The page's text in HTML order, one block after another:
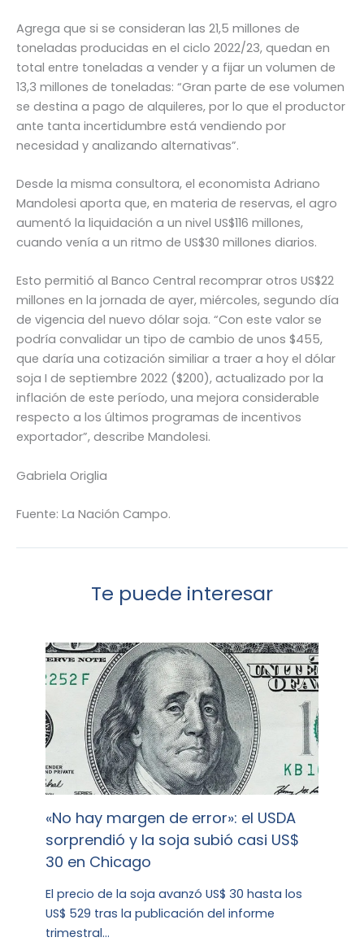
Agrega que si se consideran las 21,5 millones de
toneladas producidas en el ciclo 2022/23, quedan en
total entre toneladas a vender y a fijar un volumen de
13,3 millones de toneladas: “Gran parte de ese volumen
se destina a pago de alquileres, por lo que el productor
ante tanta incertidumbre está vendiendo por
necesidad y analizando alternativas”.
Desde la misma consultora, el economista Adriano
Mandolesi aporta que, en materia de reservas, el agro
aumentó la liquidación a un nivel US$116 millones,
cuando venía a un ritmo de US$30 millones diarios.
Esto permitió al Banco Central recomprar otros US$22
millones en la jornada de ayer, miércoles, segundo día
de vigencia del nuevo dólar soja. “Con este valor se
podría convalidar un tipo de cambio de unos $455,
que daría una cotización similiar a traer a hoy el dólar
soja I de septiembre 2022 ($200), actualizado por la
inflación de este período, una mejora considerable
respecto a los últimos programas de incentivos
exportador”, describe Mandolesi.
Gabriela Origlia
Fuente: La Nación Campo.
Te puede interesar
«No hay margen de error»: el USDA
sorprendió y la soja subió casi US$
30 en Chicago
El precio de la soja avanzó US$ 30 hasta los
US$ 529 tras la publicación del informe
trimestral…